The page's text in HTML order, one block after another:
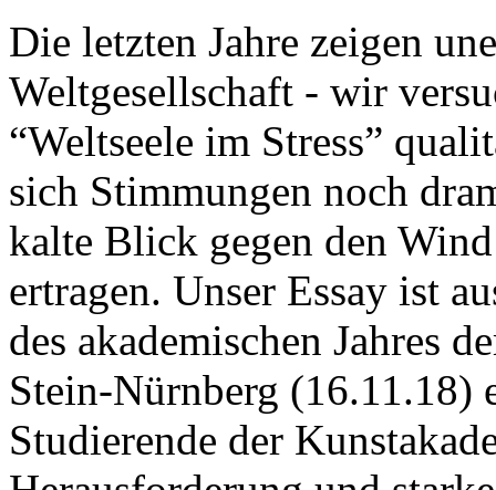
Die letzten Jahre zeigen
Weltgesellschaft - wir
“Weltseele im Stress”
sich Stimmungen noch
kalte Blick gegen den
ertragen. Unser Essay ist
des akademischen Jahres
Stein-Nürnberg (16.11.18)
Studierende der